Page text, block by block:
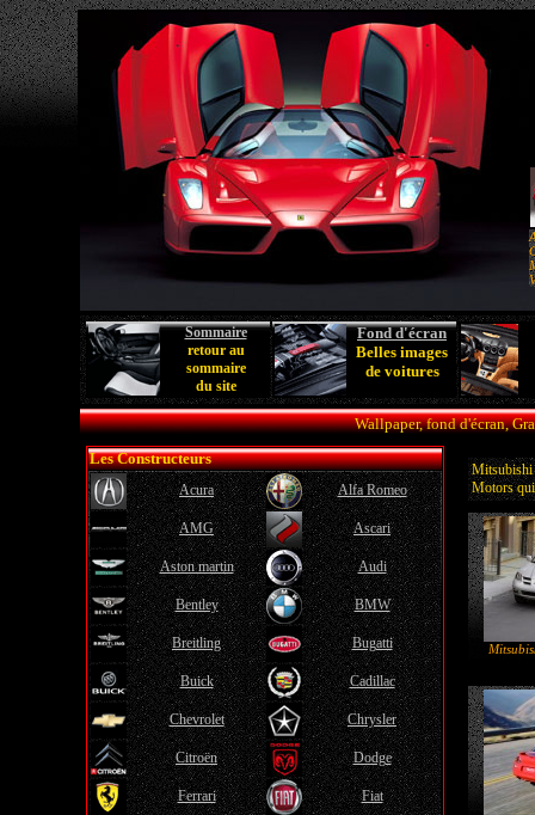
Sommaire
retour au
sommaire
du site
Fond d'écran
Belles images
de voitures
Wallpaper, fond d'écran,
Les Constructeurs
Acura Alfa Romeo
AMG Ascari
Aston martin Audi
Bentley BMW
Breitling Bugatti
Buick Cadillac
Chevrolet Chrysler
Citroën Dodge
Ferrari Fiat
Mitsubishi
Motors qui